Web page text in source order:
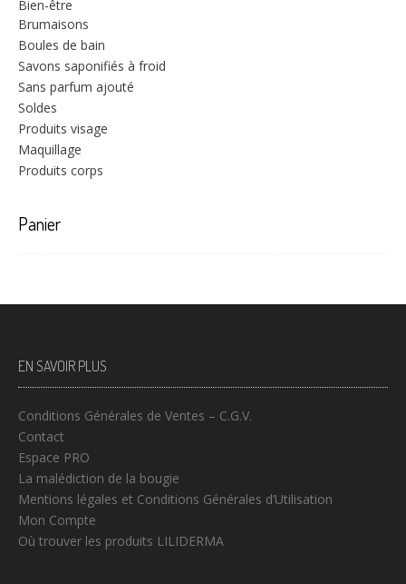
Bien-être
Brumaisons
Boules de bain
Savons saponifiés à froid
Sans parfum ajouté
Soldes
Produits visage
Maquillage
Produits corps
Panier
EN SAVOIR PLUS
Conditions Générales de Ventes – C.G.V.
Contact
Espace PRO
La malédiction de la bougie
Mentions légales et Conditions Générales d’Utilisation
Mon Compte
Où trouver les produits LILIDERMA